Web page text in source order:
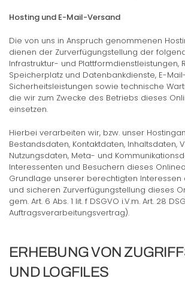
Hosting und E-Mail-Versand
Die von uns in Anspruch genommenen
dienen der Zurverfügungstellung der
Infrastruktur- und Plattformdienstleistungen,
Speicherplatz und Datenbankdienste, E-
Sicherheitsleistungen sowie technische
die wir zum Zwecke des Betriebs dieses
einsetzen.
Hierbei verarbeiten wir, bzw. unser
Bestandsdaten, Kontaktdaten, Inhaltsdaten,
Nutzungsdaten, Meta- und
Interessenten und Besuchern dieses
Grundlage unserer berechtigten Interessen
und sicheren Zurverfügungstellung dieses
gem. Art. 6 Abs. 1 lit. f DSGVO i.V.m. Art. 28
Auftragsverarbeitungsvertrag).
ERHEBUNG VON
UND LOGFILES